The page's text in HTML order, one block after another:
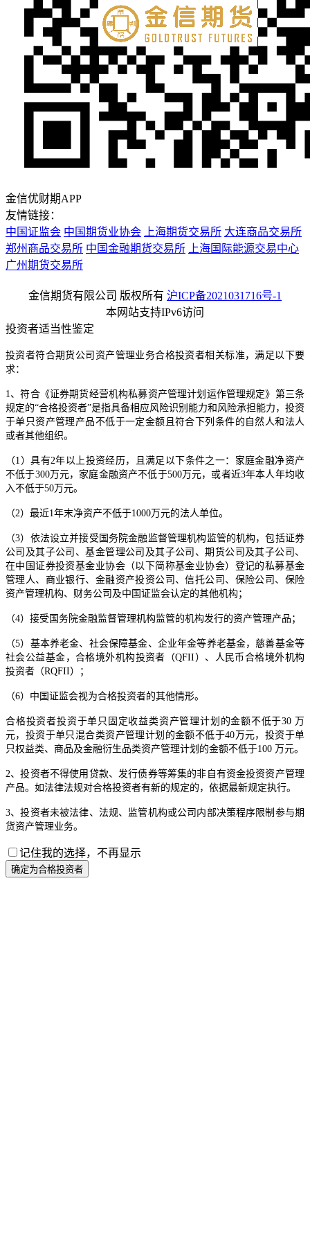
金信优财期APP
友情链接：
中国证监会 中国期货业协会 上海期货交易所 大连商品交易所
郑州商品交易所 中国金融期货交易所
上海国际能源交易中心
广州期货交易所
金信期货有限公司 版权所有 沪ICP备2021031716号-1
本网站支持IPv6访问
投资者适当性鉴定
投资者符合期货公司资产管理业务合格投资者相关标准，满足以下要
求：
1、符合《证券期货经营机构私募资产管理计划运作管理规定》第三条
规定的“合格投资者”是指具备相应风险识别能力和风险承担能力，投资
于单只资产管理产品不低于一定金额且符合下列条件的自然人和法人
或者其他组织。
（1）具有2年以上投资经历，且满足以下条件之一：家庭金融净资产
不低于300万元，家庭金融资产不低于500万元，或者近3年本人年均收
入不低于50万元。
（2）最近1年末净资产不低于1000万元的法人单位。
（3）依法设立并接受国务院金融监督管理机构监管的机构，包括证券
公司及其子公司、基金管理公司及其子公司、期货公司及其子公司、
在中国证券投资基金业协会（以下简称基金业协会）登记的私募基金
管理人、商业银行、金融资产投资公司、信托公司、保险公司、保险
资产管理机构、财务公司及中国证监会认定的其他机构；
（4）接受国务院金融监督管理机构监管的机构发行的资产管理产品；
（5）基本养老金、社会保障基金、企业年金等养老基金，慈善基金等
社会公益基金，合格境外机构投资者（QFII）、人民币合格境外机构
投资者（RQFII）；
（6）中国证监会视为合格投资者的其他情形。
合格投资者投资于单只固定收益类资产管理计划的金额不低于30 万
元，投资于单只混合类资产管理计划的金额不低于40万元，投资于单
只权益类、商品及金融衍生品类资产管理计划的金额不低于100 万元。
2、投资者不得使用贷款、发行债券等筹集的非自有资金投资资产管理
产品。如法律法规对合格投资者有新的规定的，依据最新规定执行。
3、投资者未被法律、法规、监管机构或公司内部决策程序限制参与期
货资产管理业务。
记住我的选择，不再显示
确定为合格投资者